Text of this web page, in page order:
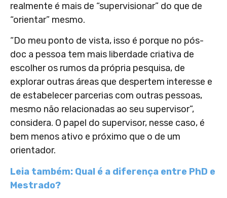
realmente é mais de “supervisionar” do que de
“orientar” mesmo.
“Do meu ponto de vista, isso é porque no pós-
doc a pessoa tem mais liberdade criativa de
escolher os rumos da própria pesquisa, de
explorar outras áreas que despertem interesse e
de estabelecer parcerias com outras pessoas,
mesmo não relacionadas ao seu supervisor”,
considera. O papel do supervisor, nesse caso, é
bem menos ativo e próximo que o de um
orientador.
Leia também: Qual é a diferença entre PhD e
Mestrado?